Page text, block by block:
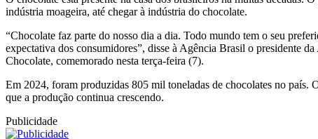
indústria moageira, até chegar à indústria do chocolate.
“Chocolate faz parte do nosso dia a dia. Todo mundo tem o seu
expectativa dos consumidores”, disse à Agência Brasil o presidente
Chocolate, comemorado nesta terça-feira (7).
Em 2024, foram produzidas 805 mil toneladas de chocolates no país.
que a produção continua crescendo.
Publicidade